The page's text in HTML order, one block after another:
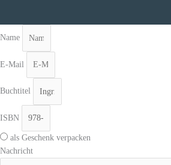
Name
E-Mail
Buchtitel
ISBN
als Geschenk verpacken
Nachricht